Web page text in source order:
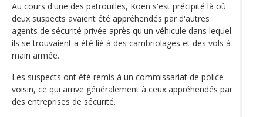
Au cours d'une des patrouilles, Koen s'est précipité là où
deux suspects avaient été appréhendés par d'autres
agents de sécurité privée après qu'un véhicule dans lequel
ils se trouvaient a été lié à des cambriolages et des vols à
main armée.
Les suspects ont été remis à un commissariat de police
voisin, ce qui arrive généralement à ceux appréhendés par
des entreprises de sécurité.